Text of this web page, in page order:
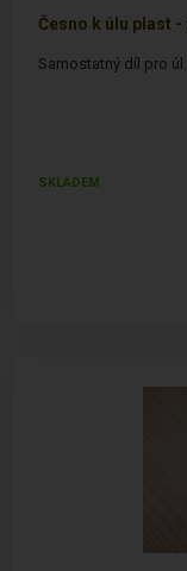
Česno k úlu plast -
Samostatný díl pro úl.
SKLADEM